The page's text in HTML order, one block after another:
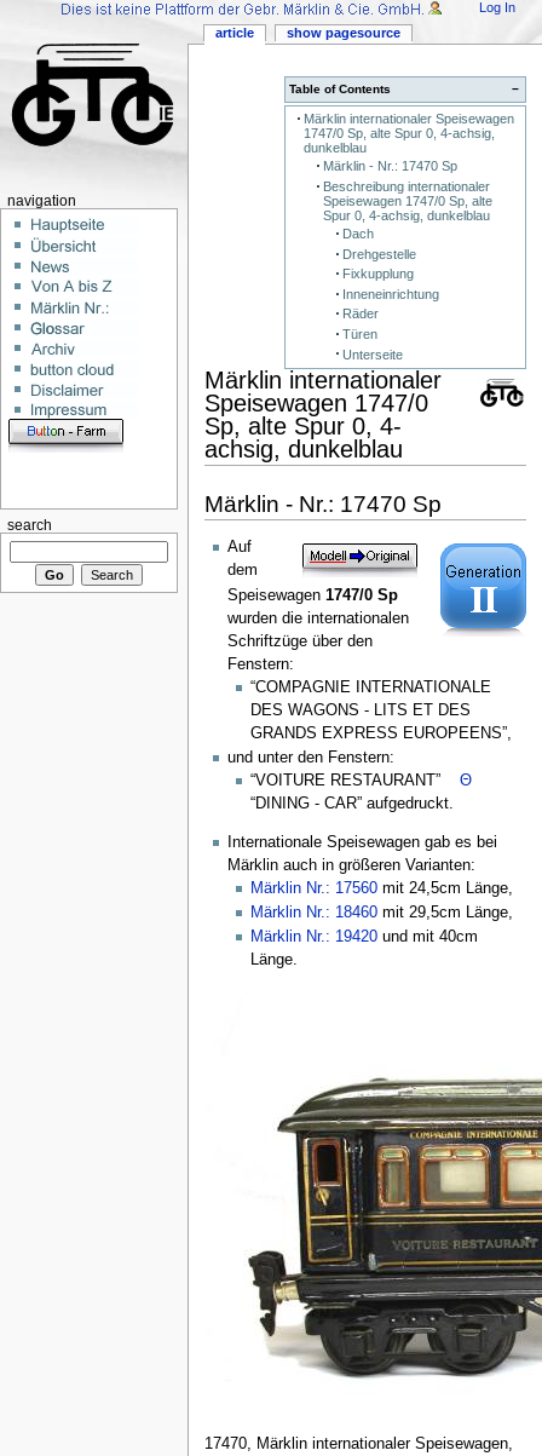
−
Table of Contents
Märklin internationaler Speisewagen
1747/0 Sp, alte Spur 0, 4-achsig,
dunkelblau
Märklin - Nr.: 17470 Sp
Beschreibung internationaler
Speisewagen 1747/0 Sp, alte
Spur 0, 4-achsig, dunkelblau
Dach
Drehgestelle
Fixkupplung
Inneneinrichtung
Räder
Türen
Unterseite
Märklin internationaler
Speisewagen 1747/0
Sp, alte Spur 0, 4-
achsig, dunkelblau
Märklin - Nr.: 17470 Sp
Auf
dem
Speisewagen 1747/0 Sp
wurden die internationalen
Schriftzüge über den
Fenstern:
“COMPAGNIE INTERNATIONALE
DES WAGONS - LITS ET DES
GRANDS EXPRESS EUROPEENS”,
und unter den Fenstern:
“VOITURE RESTAURANT” Θ
“DINING - CAR” aufgedruckt.
Internationale Speisewagen gab es bei
Märklin auch in größeren Varianten:
Märklin Nr.: 17560mit 24,5cm Länge,
Märklin Nr.: 18460mit 29,5cm Länge,
Märklin Nr.: 19420und mit 40cm
Länge.
17470, Märklin internationaler Speisewagen,
article show pagesource
Log In
navigation
search